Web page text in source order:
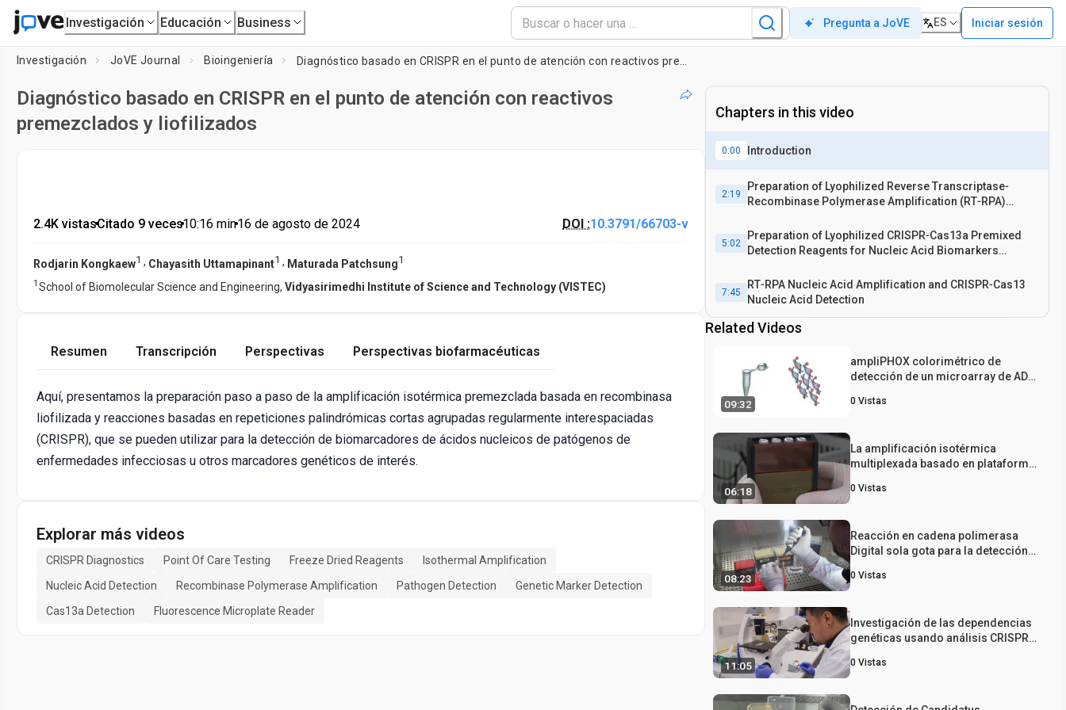
Investigación Educación Business Pregunta a JoVE ES Iniciar sesión
Investigación JoVE Journal Bioingeniería
Diagnóstico basado en CRISPR en el punto de atención con reactivos
premezclados y liofilizados
2.4K vistas•Citado 9 veces•10:16 min•16 de agosto de 2024 DOI :10.3791/66703-v
Rodjarin Kongkaew1 , Chayasith Uttamapinant1 , Maturada Patchsung1
1 School of Biomolecular Science and Engineering, Vidyasirimedhi Institute of Science and Technology (VISTEC)
Resumen Transcripción Perspectivas Perspectivas biofarmacéuticas
Aquí, presentamos la preparación paso a paso de la amplificación isotérmica premezclada basada en recombinasa
liofilizada y reacciones basadas en repeticiones palindrómicas cortas agrupadas regularmente interespaciadas
(CRISPR), que se pueden utilizar para la detección de biomarcadores de ácidos nucleicos de patógenos de
enfermedades infecciosas u otros marcadores genéticos de interés.
Explorar más videos
CRISPR Diagnostics Point Of Care Testing Freeze Dried Reagents
Isothermal Amplification
Nucleic Acid Detection
Recombinase Polymerase Amplification Pathogen Detection
Genetic Marker Detection
Cas13a Detection
Fluorescence Microplate Reader
Chapters in this video
0:00 Introduction
2:19
Preparation of Lyophilized Reverse Transcriptase‐
Recombinase Polymerase Amplification (RT‐RPA)
5:02
Preparation of Lyophilized CRISPR‐Cas13a Premixed
Detection Reagents for Nucleic Acid Biomarkers
7:45
RT‐RPA Nucleic Acid Amplification and CRISPR‐Cas13
Nucleic Acid Detection
Related Videos
09:32
ampliPHOX colorimétrico de
detección de un microarray de ADN
0 Vistas
06:18
La amplificación isotérmica
multiplexada basado en plataforma
Chikungunya y Dengue 1
0 Vistas
08:23
Reacción en cadena polimerasa
Digital sola gota para la detección
en las regiones de Hotspot
0 Vistas
11:05
Investigación de las dependencias
genéticas usando análisis CRISPR
0 Vistas